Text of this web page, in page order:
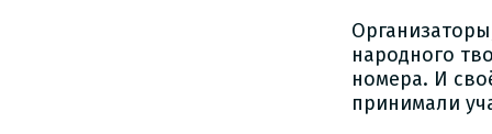
народного
номера. И
принимали